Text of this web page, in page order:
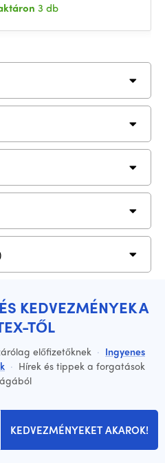
3 db
KEDVEZMÉNYEK A
TŐL
előfizetőknek · Ingyenes
· Hírek és tippek a forgatások
KEDVEZMÉNYEKET AKAROK!